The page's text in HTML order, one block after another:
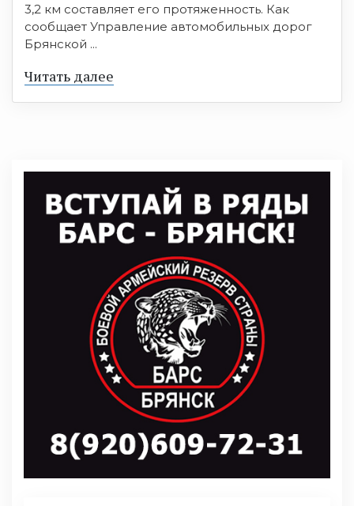
3,2 км составляет его протяженность. Как
сообщает Управление автомобильных дорог
Брянской ...
Читать далее